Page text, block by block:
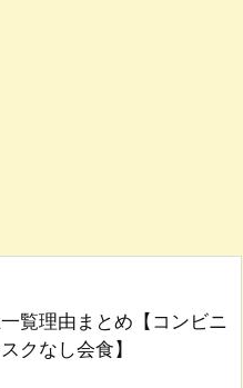
覧理由まとめ【コンビニ
クなし会食】